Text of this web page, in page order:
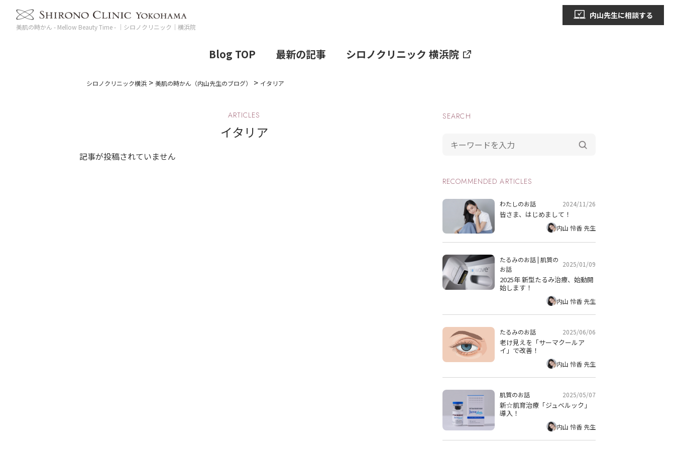
美肌の時かん - Mellow Beauty Time - ｜シロノクリニック｜横浜院
Blog TOP 最新の記事 シロノクリニック 横浜院
内山先生に相談する
シロノクリニック横浜 > 美肌の時かん（内山先生のブログ） > イタリア
ARTICLES
イタリア
記事が投稿されていません
SEARCH
RECOMMENDED ARTICLES
わたしのお話 2024/11/26
皆さま、はじめまして！
内山 怜香 先生
たるみのお話| 肌質の
お話
2025/01/09
2025年 新型たるみ治療、始動開
始します！
内山 怜香 先生
たるみのお話 2025/06/06
老け見えを「サーマクールア
イ」で改善！
内山 怜香 先生
肌質のお話 2025/05/07
新☆肌育治療「ジュベルック」
導入！
内山 怜香 先生